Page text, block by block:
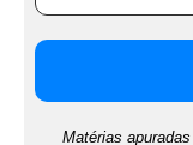
Matérias